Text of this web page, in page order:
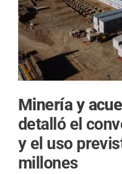
Minería y
detalló el
y el uso
millones